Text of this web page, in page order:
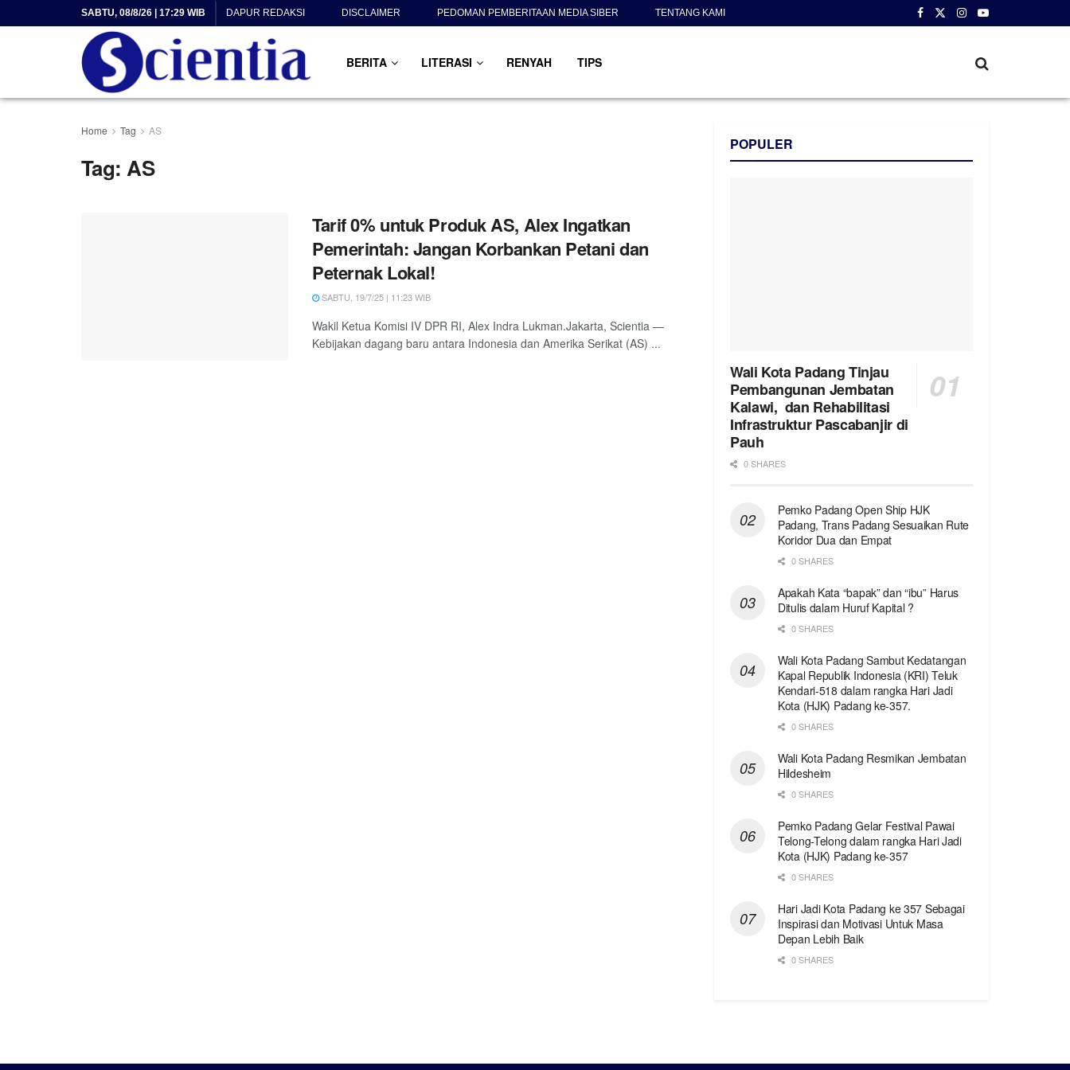
SABTU, 08/8/26 | 17:29 WIB DAPUR REDAKSI DISCLAIMER PEDOMAN PEMBERITAAN MEDIA SIBER TENTANG KAMI
BERITA LITERASI RENYAH TIPS
Home Tag AS
Tag:AS
Tarif 0% untuk Produk AS, Alex Ingatkan
Pemerintah: Jangan Korbankan Petani dan
Peternak Lokal!
SABTU, 19/7/25 | 11:23 WIB
Wakil Ketua Komisi IV DPR RI, Alex Indra Lukman.Jakarta, Scientia —
Kebijakan dagang baru antara Indonesia dan Amerika Serikat (AS) ...
POPULER
Wali Kota Padang Tinjau
Pembangunan Jembatan
Kalawi, dan Rehabilitasi
Infrastruktur Pascabanjir di
Pauh
0 SHARES
Pemko Padang Open Ship HJK
Padang, Trans Padang Sesuaikan Rute
Koridor Dua dan Empat
0 SHARES
Apakah Kata “bapak” dan “ibu” Harus
Ditulis dalam Huruf Kapital ?
0 SHARES
Wali Kota Padang Sambut Kedatangan
Kapal Republik Indonesia (KRI) Teluk
Kendari-518 dalam rangka Hari Jadi
Kota (HJK) Padang ke-357.
0 SHARES
Wali Kota Padang Resmikan Jembatan
Hildesheim
0 SHARES
Pemko Padang Gelar Festival Pawai
Telong-Telong dalam rangka Hari Jadi
Kota (HJK) Padang ke-357
0 SHARES
Hari Jadi Kota Padang ke 357 Sebagai
Inspirasi dan Motivasi Untuk Masa
Depan Lebih Baik
0 SHARES